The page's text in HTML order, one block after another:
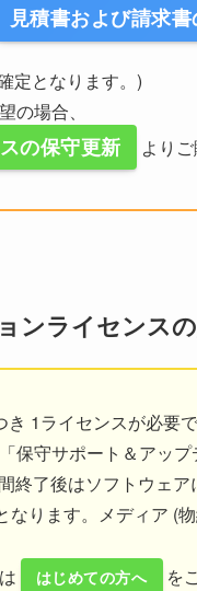
見積書および請求
定となります。)
の場合、
の保守更新 よりご
ンライセンス
1ライセンスが必要で
守サポート＆アップ
終了後はソフトウェア
ります。メディア (
はじめての方へ
を